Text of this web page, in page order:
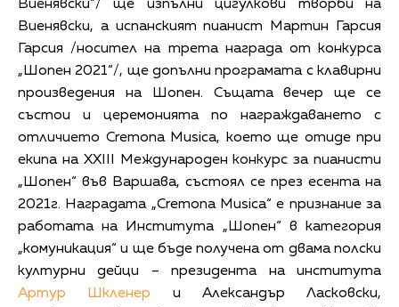
Виенявски“/ ще изпълни цигулкови творби на
Виенявски, а испанският пианист Мартин Гарсия
Гарсия /носител на трета награда от конкурса
„Шопен 2021“/, ще допълни програмата с клавирни
произведения на Шопен. Същата вечер ще се
състои и церемонията по награждаването с
отличието Cremona Musica, което ще отиде при
екипа на XXIII Международен конкурс за пианисти
„Шопен“ във Варшава, състоял се през есента на
2021г. Наградата „Cremona Musica“ е признание за
работата на Института „Шопен“ в категория
„комуникация“ и ще бъде получена от двама полски
културни дейци – президента на института
Артур Шкленер и Александър Ласковски,